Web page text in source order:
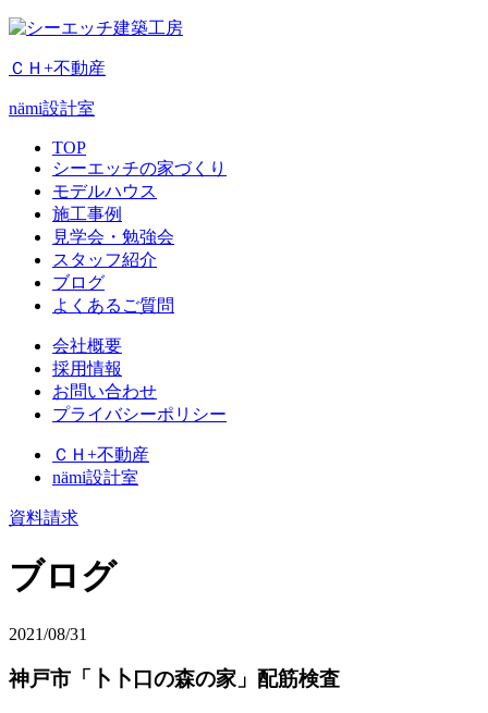
ＣＨ+不動産
nämi設計室
TOP
シーエッチの家づくり
モデルハウス
施工事例
見学会・勉強会
スタッフ紹介
ブログ
よくあるご質問
会社概要
採用情報
お問い合わせ
プライバシーポリシー
ＣＨ+不動産
nämi設計室
資料請求
ブログ
2021/08/31
神戸市「卜卜口の森の家」配筋検査